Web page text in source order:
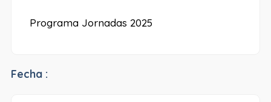
Programa Jornadas 2025
Fecha :